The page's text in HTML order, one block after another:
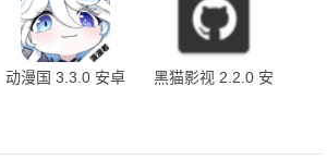
动漫国 3.3.0 安卓
黑猫影视 2.2.0 安